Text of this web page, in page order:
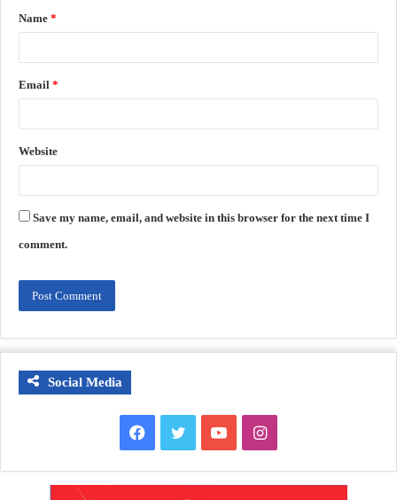
Name *
Email *
Website
Save my name, email, and website in this browser for the next time I
comment.
Social Media
FacebookTwitterYouTubeInstagram